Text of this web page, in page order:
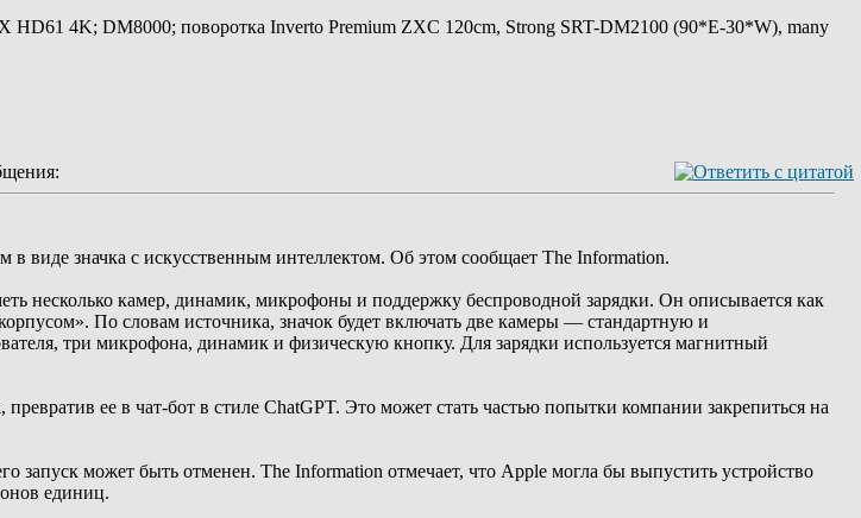
4K; DM8000; поворотка Inverto Premium ZXC 120cm, Strong SRT-DM2100 (90*E-30*W), many
:
виде значка с искусственным интеллектом. Об этом сообщает The Information.
несколько камер, динамик, микрофоны и поддержку беспроводной зарядки. Он описывается как
По словам источника, значок будет включать две камеры — стандартную и
три микрофона, динамик и физическую кнопку. Для зарядки используется магнитный
ее в чат-бот в стиле ChatGPT. Это может стать частью попытки компании закрепиться на
запуск может быть отменен. The Information отмечает, что Apple могла бы выпустить устройство
единиц.